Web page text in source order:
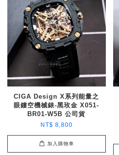
CIGA Design X系列能量之
眼鏤空機械錶-黑玫金 X051-
BR01-W5B 公司貨
NT$ 8,800
加入購物車